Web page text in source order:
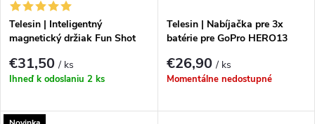
Telesin | Inteligentný
magnetický držiak Fun Shot
€31,50/ ks
Ihneď k odoslaniu 2 ks
Telesin | Nabíjačka pre 3x
batérie pre GoPro HERO13
€26,90/ ks
Momentálne nedostupné